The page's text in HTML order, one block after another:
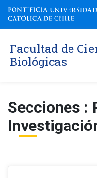
Facultad de
Biológicas
Secciones :